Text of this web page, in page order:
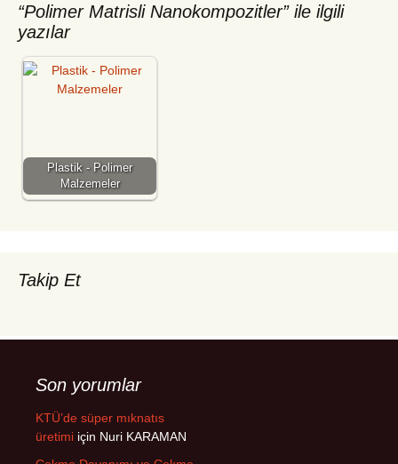
“Polimer Matrisli Nanokompozitler” ile ilgili
yazılar
Plastik - Polimer
Malzemeler
Takip Et
Son yorumlar
KTÜ’de süper mıknatıs
üretimi için Nuri KARAMAN